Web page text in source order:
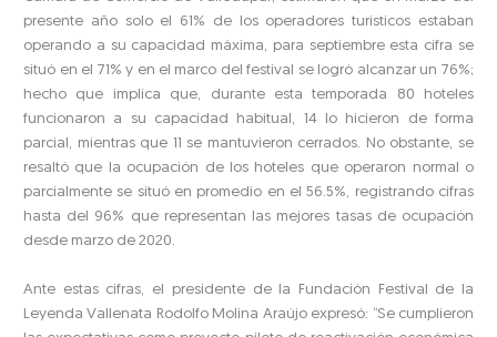
presente año solo el 61% de los operadores turísticos estaban
operando a su capacidad máxima, para septiembre esta cifra se
situó en el 71% y en el marco del festival se logró alcanzar un 76%;
hecho que implica que, durante esta temporada 80 hoteles
funcionaron a su capacidad habitual, 14 lo hicieron de forma
parcial, mientras que 11 se mantuvieron cerrados. No obstante, se
resaltó que la ocupación de los hoteles que operaron normal o
parcialmente se situó en promedio en el 56.5%, registrando cifras
hasta del 96% que representan las mejores tasas de ocupación
desde marzo de 2020.
Ante estas cifras, el presidente de la Fundación Festival de la
Leyenda Vallenata Rodolfo Molina Araújo expresó: “Se cumplieron